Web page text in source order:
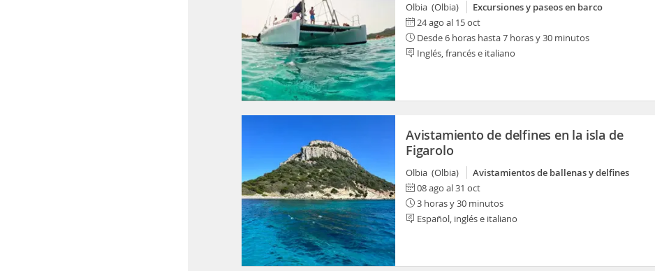
Olbia (Olbia)
Excursiones y paseos en barco
24 ago al 15 oct
Desde 6 horas hasta 7 horas y 30 minutos
Inglés, francés e italiano
Avistamiento de delfines en la isla de
Figarolo
Olbia (Olbia)
Avistamientos de ballenas y delfines
08 ago al 31 oct
3 horas y 30 minutos
Español, inglés e italiano